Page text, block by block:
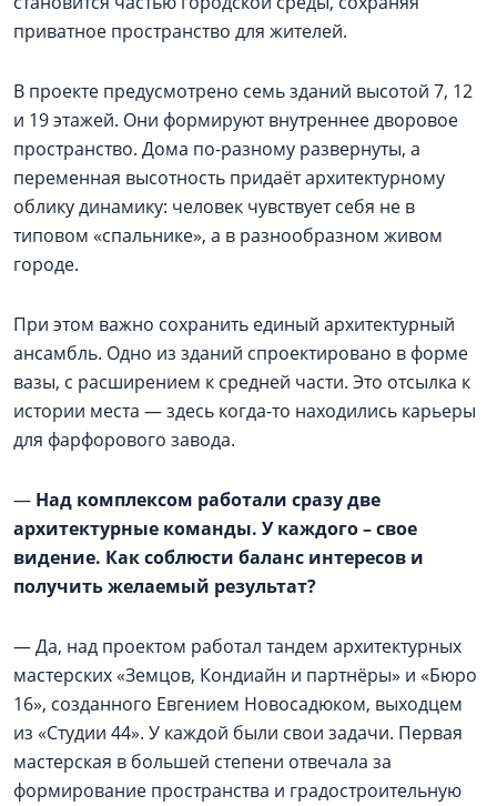
приватное пространство для жителей.
В проекте предусмотрено семь зданий высотой 7, 12
и 19 этажей. Они формируют внутреннее дворовое
пространство. Дома по-разному развернуты, а
переменная высотность придаёт архитектурному
облику динамику: человек чувствует себя не в
типовом «спальнике», а в разнообразном живом
городе.
При этом важно сохранить единый архитектурный
ансамбль. Одно из зданий спроектировано в форме
вазы, с расширением к средней части. Это отсылка к
истории места — здесь когда-то находились карьеры
для фарфорового завода.
— Над комплексом работали сразу две
архитектурные команды. У каждого – свое
видение. Как соблюсти баланс интересов и
получить желаемый результат?
— Да, над проектом работал тандем архитектурных
мастерских «Земцов, Кондиайн и партнёры» и «Бюро
16», созданного Евгением Новосадюком, выходцем
из «Студии 44». У каждой были свои задачи. Первая
мастерская в большей степени отвечала за
формирование пространства и градостроительную